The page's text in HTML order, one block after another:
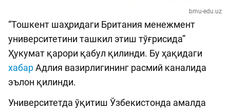
bmu-edu.uz
“Тошкент шаҳридаги Британия менежмент
университетини ташкил этиш тўғрисида”
Ҳукумат қарори қабул қилинди. Бу ҳақидаги
хабарАдлия вазирлигининг расмий каналида
эълон қилинди.
Университетда ўқитиш Ўзбекистонда амалда